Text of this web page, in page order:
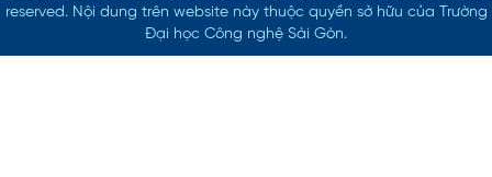
reserved. Nội dung trên website này thuộc quyền sở hữu của Trường
Đại học Công nghệ Sài Gòn.